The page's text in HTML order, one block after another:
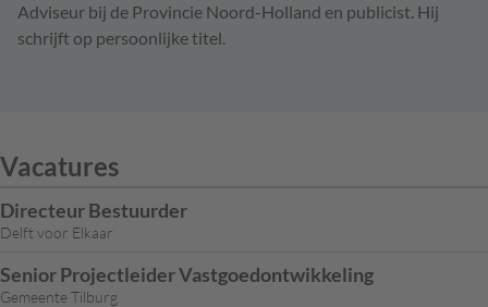
Adviseur bij de Provincie Noord-Holland en publicist. Hij
schrijft op persoonlijke titel.
Vacatures
Directeur Bestuurder
Delft voor Elkaar
Senior Projectleider Vastgoedontwikkeling
Gemeente Tilburg